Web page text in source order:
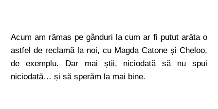
Acum am rămas pe gânduri la cum ar fi putut arăta o
astfel de reclamă la noi, cu Magda Catone și Cheloo,
de exemplu. Dar mai știi, niciodată să nu spui
niciodată… și să sperăm la mai bine.